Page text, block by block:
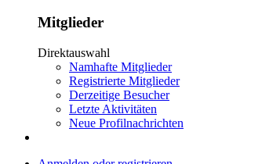
Mitglieder
Direktauswahl
Namhafte Mitglieder
Registrierte Mitglieder
Derzeitige Besucher
Letzte Aktivitäten
Neue Profilnachrichten